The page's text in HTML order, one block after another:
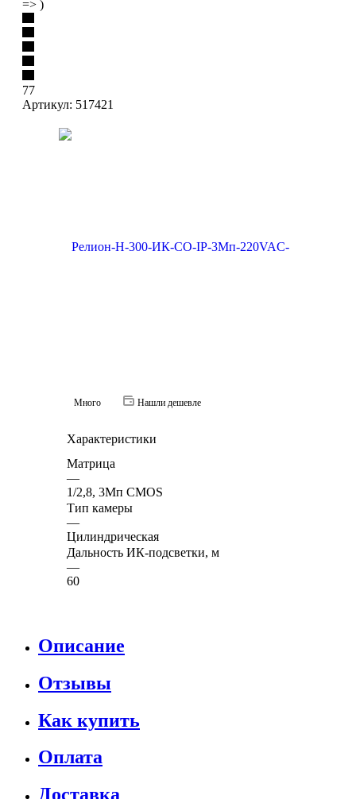
=> )
77
Артикул: 517421
Много Нашли дешевле
Характеристики
Матрица
—
1/2,8, 3Мп CMOS
Тип камеры
—
Цилиндрическая
Дальность ИК-подсветки, м
—
60
Описание
Отзывы
Как купить
Оплата
Доставка